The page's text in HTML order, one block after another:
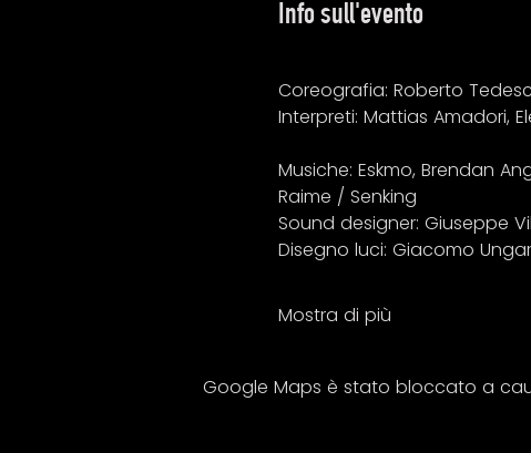
Info sull'evento
Coreografia: Roberto
Interpreti: Mattias Amadori,
Musiche: Eskmo, Brendan
Raime / Senking
Sound designer: Giuseppe
Disegno luci: Giacomo
Mostra di più
Google Maps è stato bloccato a